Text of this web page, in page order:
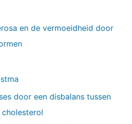
en de vermoeidheid door
door een disbalans tussen